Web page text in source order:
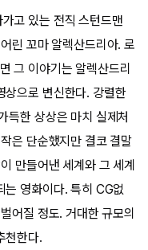
고 있는 전직 스턴드맨
린 꼬마 알렉산드리아. 로
그 이야기는 알렉산드리
상으로 변신한다. 강렬한
득한 상상은 마치 실제처
은 단순했지만 결코 결말
만들어낸 세계와 그 세계
는 영화이다. 특히 CG없
어질 정도. 거대한 규모의
천한다.